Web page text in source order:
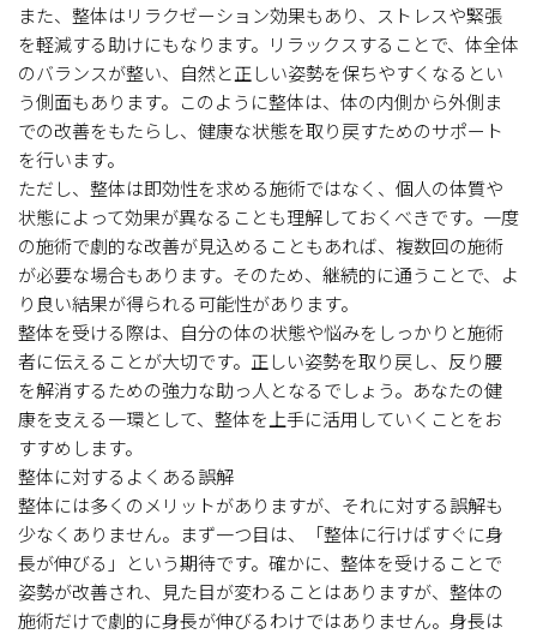
また、整体はリラクゼーション効果もあり、ストレスや緊張
を軽減する助けにもなります。リラックスすることで、体全体
のバランスが整い、自然と正しい姿勢を保ちやすくなるとい
う側面もあります。このように整体は、体の内側から外側ま
での改善をもたらし、健康な状態を取り戻すためのサポート
を行います。
ただし、整体は即効性を求める施術ではなく、個人の体質や
状態によって効果が異なることも理解しておくべきです。一度
の施術で劇的な改善が見込めることもあれば、複数回の施術
が必要な場合もあります。そのため、継続的に通うことで、よ
り良い結果が得られる可能性があります。
整体を受ける際は、自分の体の状態や悩みをしっかりと施術
者に伝えることが大切です。正しい姿勢を取り戻し、反り腰
を解消するための強力な助っ人となるでしょう。あなたの健
康を支える一環として、整体を上手に活用していくことをお
すすめします。
整体に対するよくある誤解
整体には多くのメリットがありますが、それに対する誤解も
少なくありません。まず一つ目は、「整体に行けばすぐに身
長が伸びる」という期待です。確かに、整体を受けることで
姿勢が改善され、見た目が変わることはありますが、整体の
施術だけで劇的に身長が伸びるわけではありません。身長は